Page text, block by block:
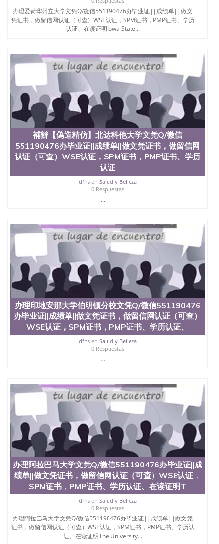
学院的毕业证成绩单所使用的材料，尺寸大小，防伪
结构（包括：水印，阴影底纹，钢印LOGO烫金烫
银，LOGO烫金烫银复合重叠。 文字图案浮雕，激光
海外学校留学中介， 同时能做到与时俱进，及时掌握
各大院校的（毕业证，成绩单，资格证，学生卡，结
业证，录取通知书，在读证明等相关材料）的版本更
新信息， 能够在时间掌握的海外学历文凭的样版，尺
寸大小，纸张材质，防伪技术等等，并在时间收集到
原版实物，以求达到客户的需求。 我们的优势： 我
们在保证合理定价的同时，坚持较高性价比，通过品
质和效率不断优化，为您倾情诠释什么是高性价比。
咨询顾问：Sam q/微信:551190476 Q/微
信:551190476办理毕业证成绩单、教育部认证,录取通
知书，雅思，留学回国证明.
公司专业制作、办理、仿制、成绩单文凭、改成绩、
教育部学历学位认证、毕业证、成绩单、文凭、学历
文凭、假文凭假毕业证假学历书制作、假制作、办
理、仿制学位证书、毕业证文凭、文凭毕业证、毕业
证认证、留服认证、使馆认证、使馆证明、使馆留学
位认证、留学生学历认证、留学生学位认证、英国文
凭学历、美国文凭学历、澳洲文凭学历、加拿大文凭
学历、新西兰学历认证等q:551190476 微信：
551190476 圣何塞州立大学毕业证（San Jose State
University）圣何塞州立大学毕业证（San Jose State
University）圣何塞州立大学毕业证（San Jose State
University）圣何塞州立大学成绩单（San Jose State
University）圣何塞州立大学成绩单（ San Jose State
University）圣何塞州立大学成绩单（San Jose State
University）成绩单圣何塞州立大学文凭（San Jose
State University）圣何塞州立大学（San Jose State
University）圣何塞州立大学（San Jose State
University）圣何塞州立大学（ San Jose State
University）圣何塞州立大学（San Jose State
University）圣何塞州立大学文凭（San Jose State
University）圣何塞州立大学文凭（San Jose State
State University）圣何塞州立大学学历（San Jose
State University）圣何塞州立大学学历（San Jose
State University）圣 塞州立大学学历（San Jose
State University）圣何塞州立大学（San Jose State
University）圣何塞州立大学（San Jose State
University）圣何塞州立大学（San Jose State
University）圣何塞州立大学（San Jose State
University）圣何塞州立大学学位证（San Jose State
University）圣何塞州立大学学位证（San Jose State
University）圣何塞州立大学学位证（San Jose State
University）圣何塞州立大学（San Jose State
University）圣何塞州立大学（San Jose State
University）圣何塞州立大学（San Jose State
University）圣何塞州立大学（San Jose State
University）圣何塞州立大学学位证（San Jose State
University）圣何塞州立大学学位证（San Jose State
University）圣何塞州立大学结业证（San Jose State
办理爱荷华州立大学文凭Q/微信551190476办毕业证||成绩单||做文
凭证书，做留信网认证（可查）WSE认证，SPM证书，PMP证书、学历
认证、在读证明Iowa State...
補辦【偽造精仿】北达科他大学文凭Q/微信
551190476办毕业证||成绩单||做文凭证书，做留信网
认证（可查）WSE认证，SPM证书，PMP证书、学历
认证
dfnsen Salud y Belleza
0 Respuestas
...
办理印地安那大学伯明顿分校文凭Q/微信551190476
办毕业证||成绩单||做文凭证书，做留信网认证（可查）
WSE认证，SPM证书，PMP证书、学历认证、
dfnsen Salud y Belleza
0 Respuestas
...
办理阿拉巴马大学文凭Q/微信551190476办毕业证||成
绩单||做文凭证书，做留信网认证（可查）WSE认证，
SPM证书，PMP证书、学历认证、在读证明T
dfnsen Salud y Belleza
0 Respuestas
办理阿拉巴马大学文凭Q/微信551190476办毕业证||成绩单||做文凭
证书，做留信网认证（可查）WSE认证，SPM证书，PMP证书、学历认
证、在读证明The University...